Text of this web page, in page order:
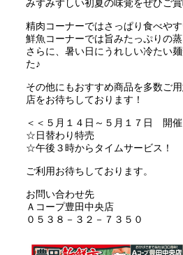
みずみずしい初夏の味覚をぜひご賞
精肉コーナーではさっぱり食べやす
鮮魚コーナーでは旨みたっぷりの蒸
さらに、暑い日にうれしい冷たい
た♪
その他にもおすすめ商品を多数ご
店をお待ちしております！
＜＜５月１４日～５月１７日 開催
☆日替わり特売
☆午後３時からタイムサービス！
ご利用お待ちしております。
お問い合わせ先
Ａコープ豊田中央店
０５３８－３２－７３５０